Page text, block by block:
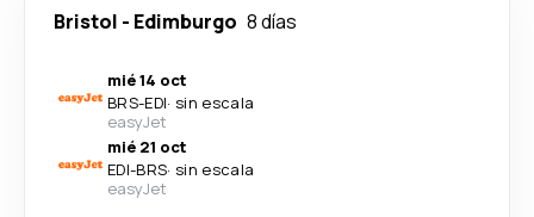
Bristol - Edimburgo 8 días
mié 14 oct
BRS-EDI· sin escala
easyJet
mié 21 oct
EDI-BRS· sin escala
easyJet